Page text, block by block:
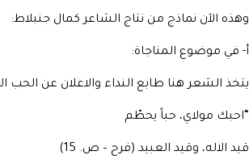
وهذه الآن نماذج من نتاج الشاعر كمال جنبلاط:
أ‌- في موضوع المناجاة:
يتخذ الشعر هنا طابع النداء والاعلان عن الحب
“احبك مولاي، حباً يحطّم
قيد الاله، وقيد العبيد (فرح – ص. 15)